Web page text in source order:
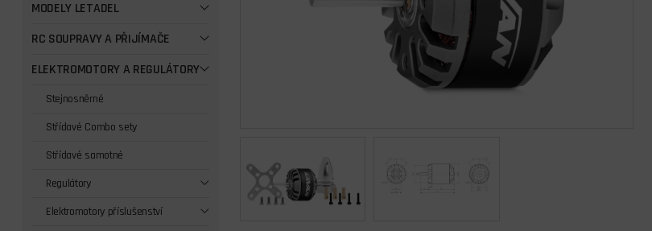
MODELY LETADEL
RC SOUPRAVY A PŘIJÍMAČE
ELEKTROMOTORY A REGULÁTORY
Stejnosněrné
Střídavé Combo sety
Střídavé samotné
Regulátory
Elektromotory příslušenství